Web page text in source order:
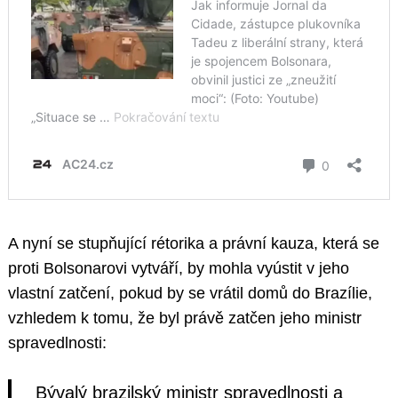
A nyní se stupňující rétorika a právní kauza, která se
proti Bolsonarovi vytváří, by mohla vyústit v jeho
vlastní zatčení, pokud by se vrátil domů do Brazílie,
vzhledem k tomu, že byl právě zatčen jeho ministr
spravedlnosti:
Bývalý brazilský ministr spravedlnosti a